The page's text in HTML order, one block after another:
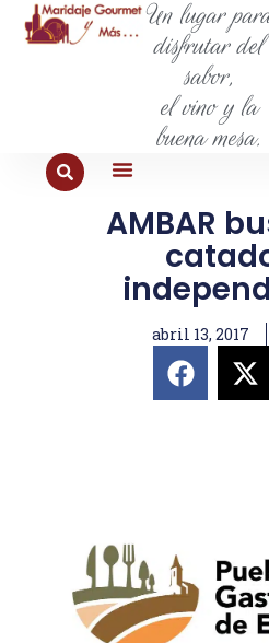
Un lugar
disfrutar del
sabor,
el vino y la
buena mesa.
AMBAR
abril 13, 2017